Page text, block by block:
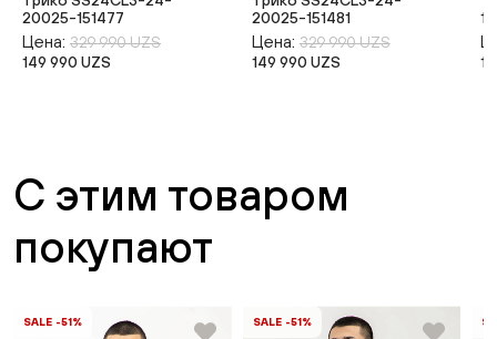
20025-151477
Цена: 329 990 UZS
149 990 UZS
20025-151481
Цена: 329 990 UZS
149 990 UZS
С этим товаром
покупают
SALE -51% SALE -51%